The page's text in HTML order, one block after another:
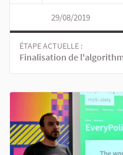
29/08/2019
ÉTAPE ACTUELLE :